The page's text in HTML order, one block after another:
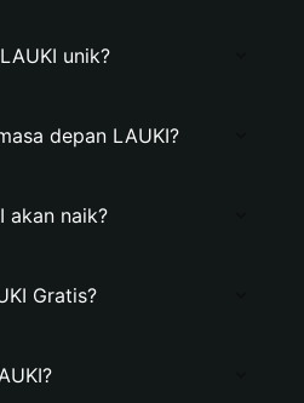
unik?
depan LAUKI?
akan naik?
Gratis?